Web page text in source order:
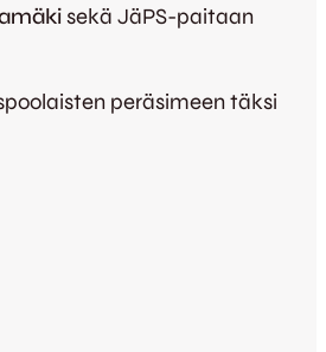
sekä JäPS-paitaan
peräsimeen täksi